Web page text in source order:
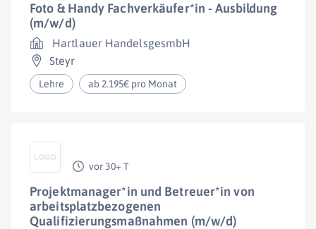
Foto & Handy Fachverkäufer*in - Ausbildung
(m/w/d)
Hartlauer HandelsgesmbH
Steyr
Lehre ab 2.195€ pro Monat
vor 30+ T
Projektmanager*in und Betreuer*in von
arbeitsplatzbezogenen
Qualifizierungsmaßnahmen (m/w/d)